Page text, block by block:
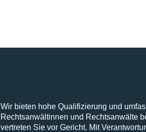
Wir bieten hohe Qualifizierung und
Rechtsanwältinnen und Rechtsanwälte
vertreten Sie vor Gericht. Mit